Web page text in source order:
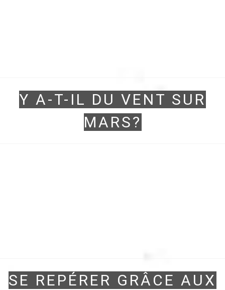
Y A-T-IL DU VENT SUR
MARS?
SE REPÉRER GRÂCE AUX